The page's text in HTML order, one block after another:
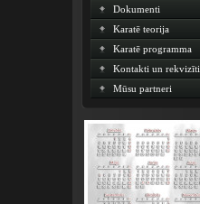
Dokumenti
Karatē teorija
Karatē programma
Kontakti un rekvizīti
Mūsu partneri